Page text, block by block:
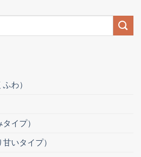
わ）
イプ）
いタイプ）